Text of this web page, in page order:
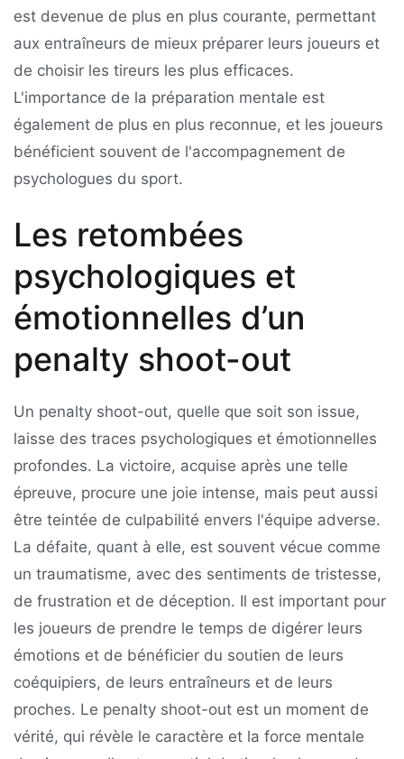
est devenue de plus en plus courante, permettant
aux entraîneurs de mieux préparer leurs joueurs et
de choisir les tireurs les plus efficaces.
L'importance de la préparation mentale est
également de plus en plus reconnue, et les joueurs
bénéficient souvent de l'accompagnement de
psychologues du sport.
Les retombées
psychologiques et
émotionnelles d’un
penalty shoot-out
Un penalty shoot-out, quelle que soit son issue,
laisse des traces psychologiques et émotionnelles
profondes. La victoire, acquise après une telle
épreuve, procure une joie intense, mais peut aussi
être teintée de culpabilité envers l'équipe adverse.
La défaite, quant à elle, est souvent vécue comme
un traumatisme, avec des sentiments de tristesse,
de frustration et de déception. Il est important pour
les joueurs de prendre le temps de digérer leurs
émotions et de bénéficier du soutien de leurs
coéquipiers, de leurs entraîneurs et de leurs
proches. Le penalty shoot-out est un moment de
vérité, qui révèle le caractère et la force mentale